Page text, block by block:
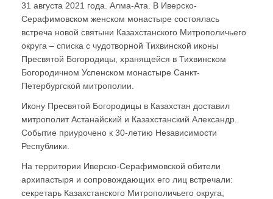
31 августа 2021 года. Алма-Ата. В Иверско-
Серафимовском женском монастыре состоялась
встреча новой святыни Казахстанского Митрополичьего
округа – списка с чудотворной Тихвинской иконы
Пресвятой Богородицы, хранящейся в Тихвинском
Богородичном Успенском монастыре Санкт-
Петербургской митрополии.
Икону Пресвятой Богородицы в Казахстан доставил
митрополит Астанайский и Казахстанский Александр.
Событие приурочено к 30-летию Независимости
Республики.
На территории Иверско-Серафимовской обители
архипастыря и сопровождающих его лиц встречали:
секретарь Казахстанского Митрополичьего округа,